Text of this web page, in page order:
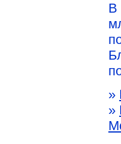
В
»
»